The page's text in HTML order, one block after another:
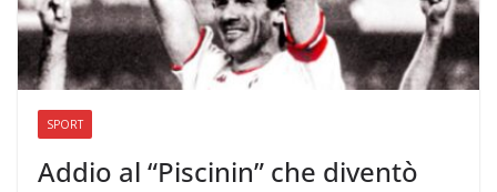
SPORT
Addio al “Piscinin” che diventò